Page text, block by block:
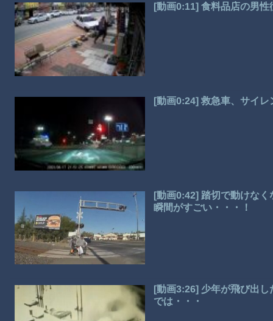
[動画0:11] 食料品店の男
[動画0:24] 救急車、サイレ
[動画0:42] 踏切で動けな
瞬間がすごい・・・！
[動画3:26] 少年が飛び出
では・・・